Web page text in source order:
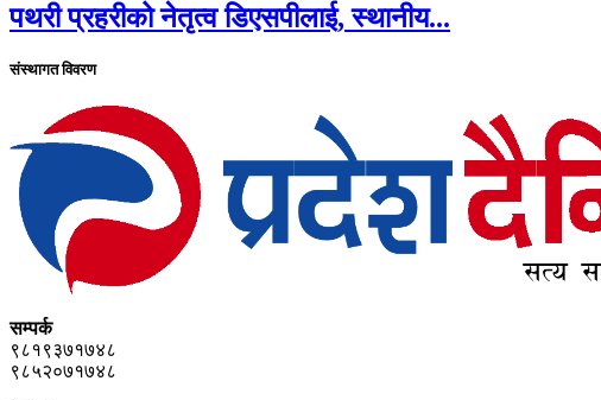
पथरी प्रहरीको नेतृत्व डिएसपीलाई, स्थानीय...
संस्थागत विवरण
सम्पर्क
९८१९३७१७४८
९८५२०७१७४८